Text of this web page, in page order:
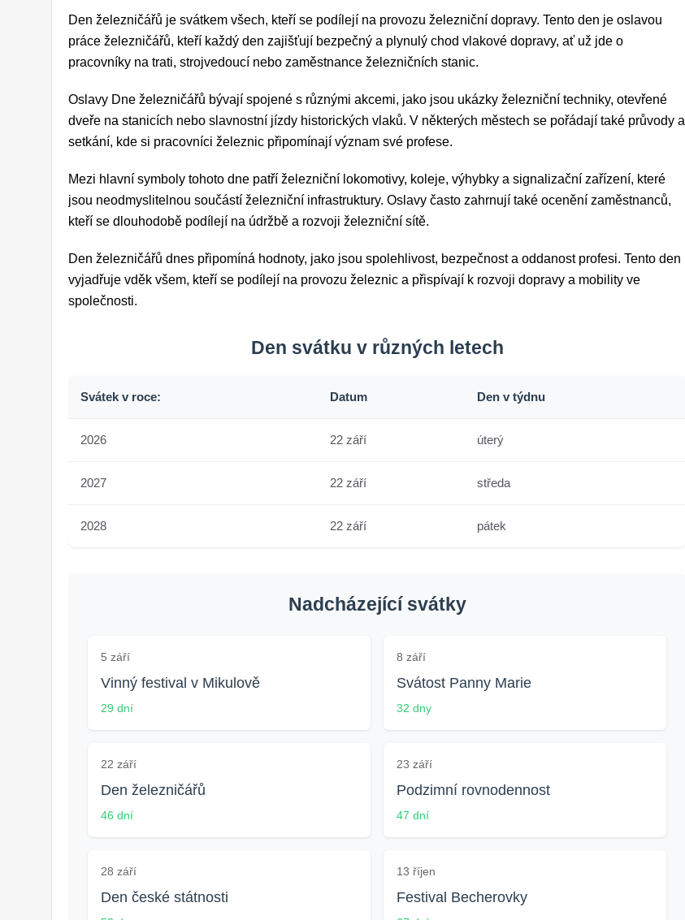
Den železničářů je svátkem všech, kteří se podílejí na provozu železniční dopravy. Tento den je oslavou
práce železničářů, kteří každý den zajišťují bezpečný a plynulý chod vlakové dopravy, ať už jde o
pracovníky na trati, strojvedoucí nebo zaměstnance železničních stanic.
Oslavy Dne železničářů bývají spojené s různými akcemi, jako jsou ukázky železniční techniky, otevřené
dveře na stanicích nebo slavnostní jízdy historických vlaků. V některých městech se pořádají také průvody a
setkání, kde si pracovníci železnic připomínají význam své profese.
Mezi hlavní symboly tohoto dne patří železniční lokomotivy, koleje, výhybky a signalizační zařízení, které
jsou neodmyslitelnou součástí železniční infrastruktury. Oslavy často zahrnují také ocenění zaměstnanců,
kteří se dlouhodobě podílejí na údržbě a rozvoji železniční sítě.
Den železničářů dnes připomíná hodnoty, jako jsou spolehlivost, bezpečnost a oddanost profesi. Tento den
vyjadřuje vděk všem, kteří se podílejí na provozu železnic a přispívají k rozvoji dopravy a mobility ve
společnosti.
Den svátku v různých letech
Svátek v roce: Datum Den v týdnu
2026 22 září úterý
2027 22 září středa
2028 22 září pátek
Nadcházející svátky
5 září
Vinný festival v Mikulově
29 dní
8 září
Svátost Panny Marie
32 dny
22 září
Den železničářů
46 dní
23 září
Podzimní rovnodennost
47 dní
28 září
Den české státnosti
13 říjen
Festival Becherovky